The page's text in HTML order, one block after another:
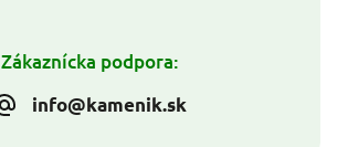
Zákaznícka podpora:
info@kamenik.sk